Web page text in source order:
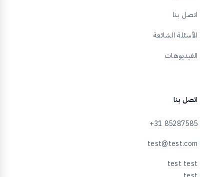
اتصل بنا
الأسئلة الشائعة
الفيديوهات
اتصل بنا
+31 85287585
test@test.com